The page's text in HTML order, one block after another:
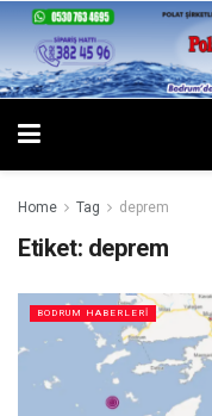
Home Tag deprem
Etiket: deprem
BODRUM HABERLERI